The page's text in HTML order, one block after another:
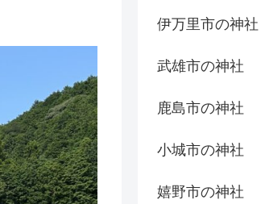
伊万里市の神社
武雄市の神社
鹿島市の神社
小城市の神社
嬉野市の神社